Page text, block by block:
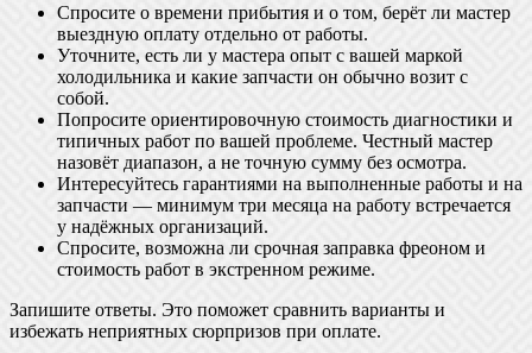
Спросите о времени прибытия и о том, берёт ли мастер
выездную оплату отдельно от работы.
Уточните, есть ли у мастера опыт с вашей маркой
холодильника и какие запчасти он обычно возит с
собой.
Попросите ориентировочную стоимость диагностики и
типичных работ по вашей проблеме. Честный мастер
назовёт диапазон, а не точную сумму без осмотра.
Интересуйтесь гарантиями на выполненные работы и на
запчасти — минимум три месяца на работу встречается
у надёжных организаций.
Спросите, возможна ли срочная заправка фреоном и
стоимость работ в экстренном режиме.
Запишите ответы. Это поможет сравнить варианты и
избежать неприятных сюрпризов при оплате.